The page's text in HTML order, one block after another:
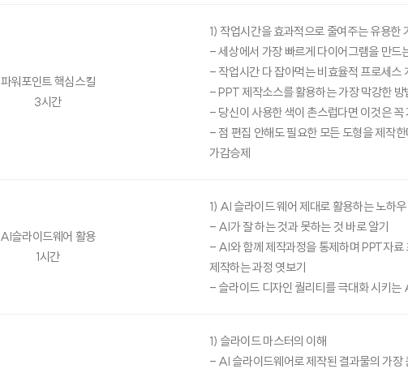
파워포인트 핵심스킬
3시간
1) 작업시간을 효과적으로 줄여주는 유용한
- 세상에서 가장 빠르게 다이어그램을 만드
- 작업시간 다 잡아먹는 비효율적 프로세스
- PPT 제작소스를 활용하는 가장 막강한 방
- 당신이 사용한 색이 촌스럽다면 이것은 꼭
- 점 편집 안해도 필요한 모든 도형을 제작
가감승제
AI슬라이드웨어 활용
1시간
1) AI 슬라이드 웨어 제대로 활용하는 노하우
- AI가 잘 하는 것과 못하는 것 바로 알기
- AI와 함께 제작과정을 통제하며 PPT자료
제작하는 과정 엿보기
- 슬라이드 디자인 퀄리티를 극대화 시키는
1) 슬라이드 마스터의 이해
- AI 슬라이드웨어로 제작된 결과물의 가장